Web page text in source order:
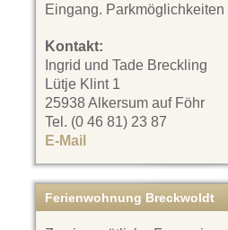
Eingang.
Kontakt:
Ingrid und Tade Breckling
Lütje Klint 1
25938 Alkersum auf Föhr
Tel. (0 46 81) 23 87
E-Mail
Ferienwohnung Breckwoldt